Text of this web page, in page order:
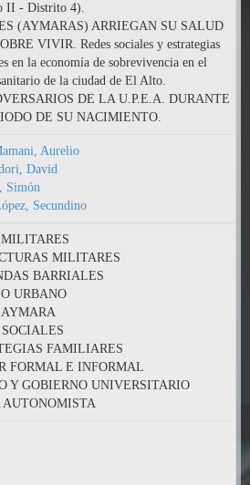
II - Distrito 4).
(AYMARAS) ARRIEGAN SU SALUD
VIVIR. Redes sociales y estrategias
en la economía de sobrevivencia en el
de la ciudad de El Alto.
DE LA U.P.E.A. DURANTE
DE SU NACIMIENTO.
Aurelio
David
Simón
Secundino
MILITARES
BARRIALES
URBANO
AYMARA
FAMILIARES
FORMAL E INFORMAL
Y GOBIERNO UNIVERSITARIO
AUTONOMISTA